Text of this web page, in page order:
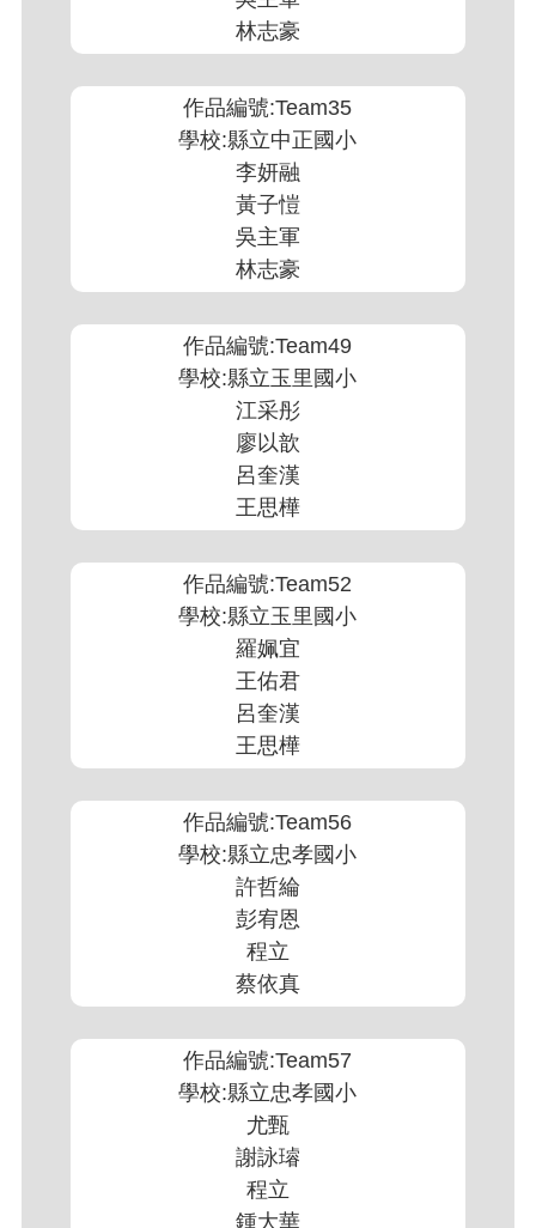
林志豪
作品編號:Team35
學校:縣立中正國小
李妍融
黃子愷
吳主軍
林志豪
作品編號:Team49
學校:縣立玉里國小
江采彤
廖以歆
呂奎漢
王思樺
作品編號:Team52
學校:縣立玉里國小
羅姵宜
王佑君
呂奎漢
王思樺
作品編號:Team56
學校:縣立忠孝國小
許哲綸
彭宥恩
程立
蔡依真
作品編號:Team57
學校:縣立忠孝國小
尤甄
謝詠璿
程立
鍾大華